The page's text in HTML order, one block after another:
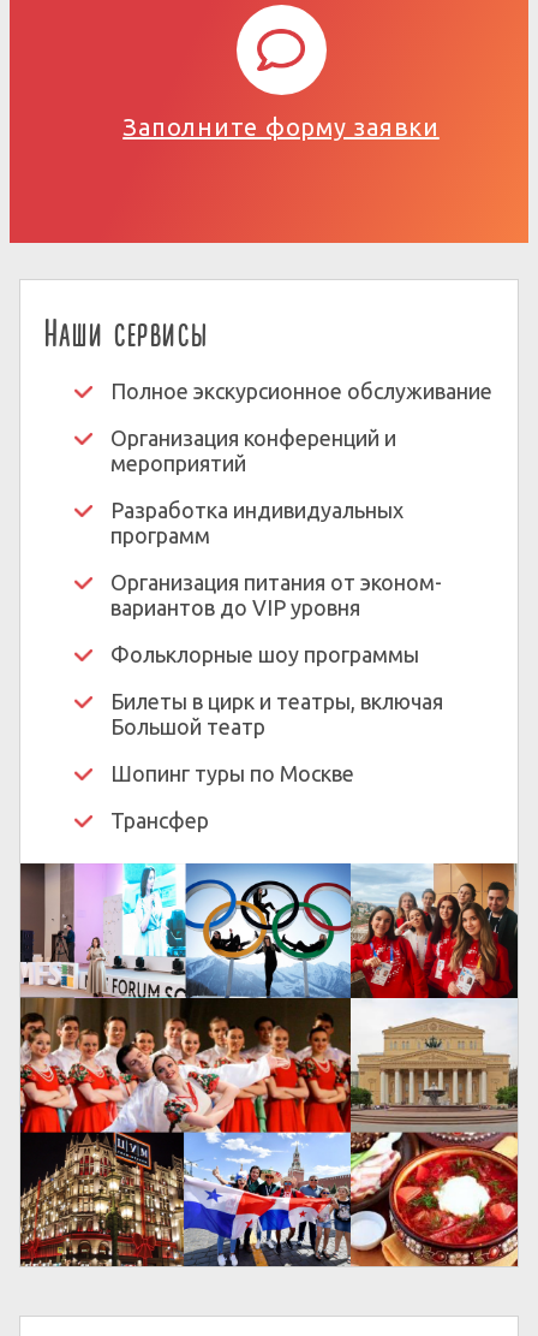
Заполните форму заявки
Наши сервисы
Полное экскурсионное обслуживание
Организация конференций и
мероприятий
Разработка индивидуальных
программ
Организация питания от эконом-
вариантов до VIP уровня
Фольклорные шоу программы
Билеты в цирк и театры, включая
Большой театр
Шопинг туры по Москве
Трансфер